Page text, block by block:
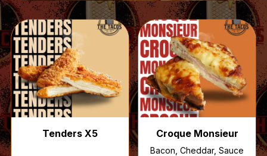
Tenders X5 Croque Monsieur
Bacon, Cheddar, Sauce